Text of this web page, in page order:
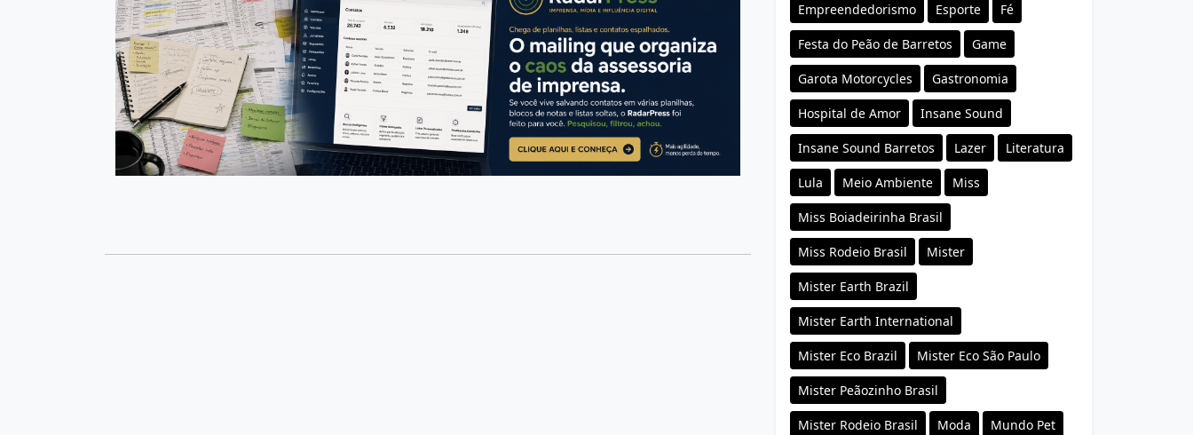
Empreendedorismo Esporte Fé
Festa do Peão de Barretos Game
Garota Motorcycles Gastronomia
Hospital de Amor Insane Sound
Insane Sound Barretos Lazer Literatura
Lula Meio Ambiente Miss
Miss Boiadeirinha Brasil
Miss Rodeio Brasil Mister
Mister Earth Brazil
Mister Earth International
Mister Eco Brazil Mister Eco São Paulo
Mister Peãozinho Brasil
Mister Rodeio Brasil Moda Mundo Pet